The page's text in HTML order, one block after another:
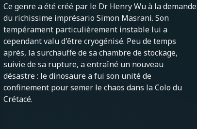
Ce genre a été créé par le Dr Henry Wu à la demande
du richissime imprésario Simon Masrani. Son
tempérament particulièrement instable lui a
cependant valu d'être cryogénisé. Peu de temps
après, la surchauffe de sa chambre de stockage,
suivie de sa rupture, a entraîné un nouveau
désastre : le dinosaure a fui son unité de
confinement pour semer le chaos dans la Colo du
Crétacé.